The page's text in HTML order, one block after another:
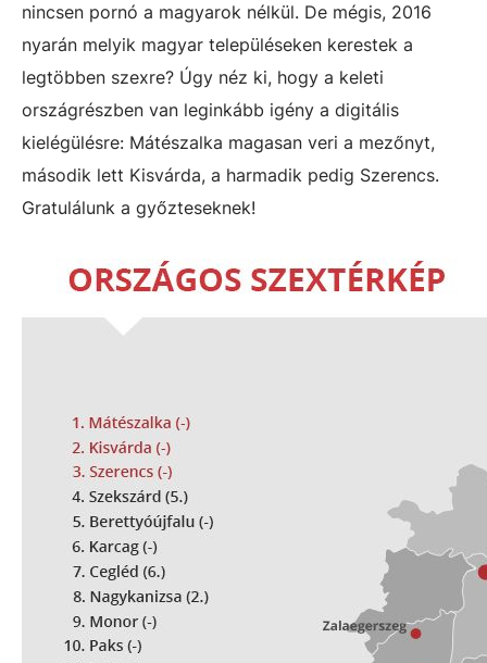
nincsen pornó a magyarok nélkül. De mégis, 2016
nyarán melyik magyar településeken kerestek a
legtöbben szexre? Úgy néz ki, hogy a keleti
országrészben van leginkább igény a digitális
kielégülésre: Mátészalka magasan veri a mezőnyt,
második lett Kisvárda, a harmadik pedig Szerencs.
Gratulálunk a győzteseknek!